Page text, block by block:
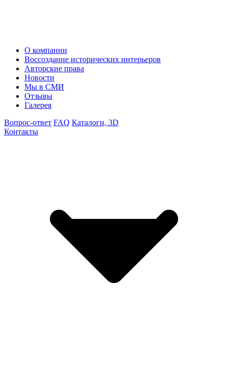
О компании
Воссоздание исторических интерьеров
Авторские права
Новости
Мы в СМИ
Отзывы
Галерея
Вопрос-ответ FAQ Каталоги, 3D
Контакты